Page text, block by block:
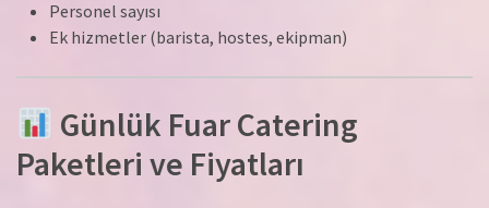
Personel sayısı
Ek hizmetler (barista, hostes, ekipman)
Günlük Fuar Catering
Paketleri ve Fiyatları